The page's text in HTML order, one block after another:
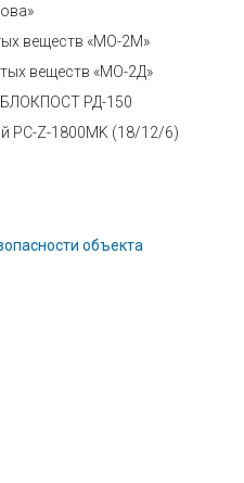
веществ «МО-2М»
веществ «МО-2Д»
БЛОКПОСТ РД-150
PC-Z-1800MK (18/12/6)
объекта